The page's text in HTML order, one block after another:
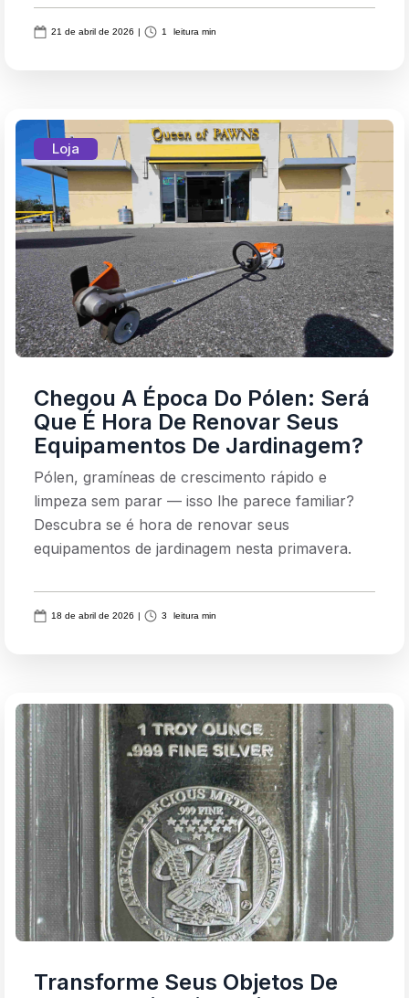
21 de abril de 2026 1 leitura min
Loja
Chegou A Época Do Pólen: Será
Que É Hora De Renovar Seus
Equipamentos De Jardinagem?
Pólen, gramíneas de crescimento rápido e
limpeza sem parar — isso lhe parece familiar?
Descubra se é hora de renovar seus
equipamentos de jardinagem nesta primavera.
18 de abril de 2026 | 3 leitura min
Transforme Seus Objetos De